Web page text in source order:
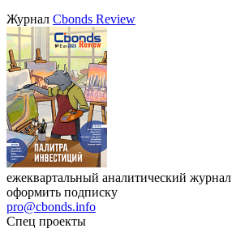
Журнал Cbonds Review
ежеквартальный аналитический журнал
оформить подписку
pro@cbonds.info
Спец проекты